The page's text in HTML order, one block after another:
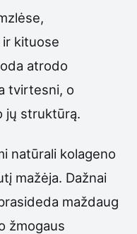
kituose
atrodo
tvirtesni, o
jų struktūrą.
natūrali kolageno
mažėja. Dažnai
maždaug
žmogaus